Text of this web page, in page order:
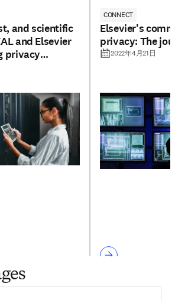
and scientific
and Elsevier
privacy
CONNECT
Elsevier's
privacy: The
2022年4月21日